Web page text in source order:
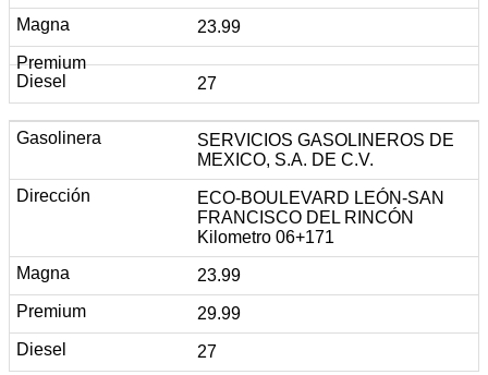
23.99
27
SERVICIOS GASOLINEROS DE
MEXICO, S.A. DE C.V.
ECO-BOULEVARD LEÓN-SAN
FRANCISCO DEL RINCÓN
Kilometro 06+171
23.99
29.99
27